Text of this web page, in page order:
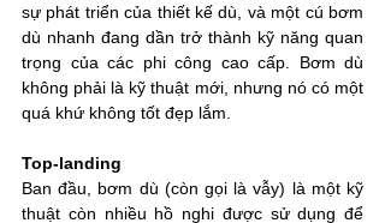
sự phát triển của thiết kế dù, và một cú bơm
dù nhanh đang dần trở thành kỹ năng quan
trọng của các phi công cao cấp. Bơm dù
không phải là kỹ thuật mới, nhưng nó có một
quá khứ không tốt đẹp lắm.
Top-landing
Ban đầu, bơm dù (còn gọi là vẫy) là một kỹ
thuật còn nhiều hồ nghi được sử dụng để